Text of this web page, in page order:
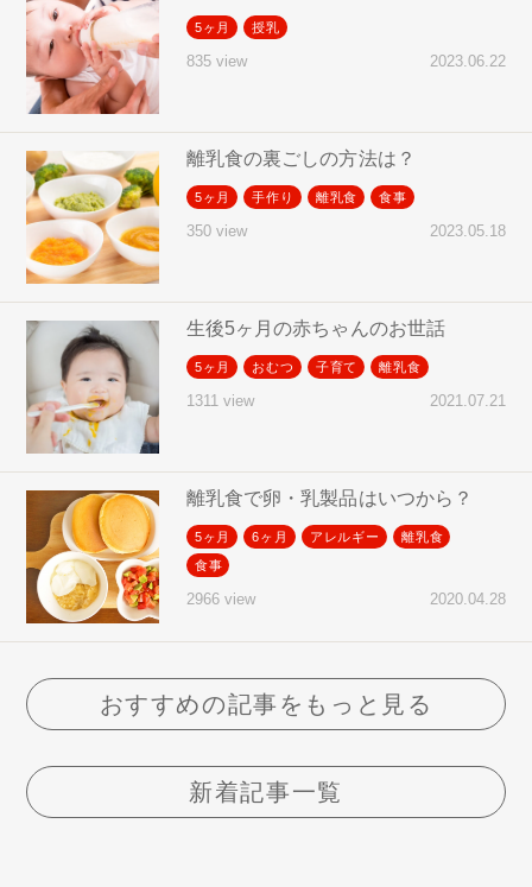
5ヶ月 授乳
835 view 2023.06.22
離乳食の裏ごしの方法は？
5ヶ月 手作り 離乳食 食事
350 view 2023.05.18
生後5ヶ月の赤ちゃんのお世話
5ヶ月 おむつ 子育て 離乳食
1311 view 2021.07.21
離乳食で卵・乳製品はいつから？
5ヶ月 6ヶ月 アレルギー
離乳食
食事
2966 view 2020.04.28
おすすめの記事をもっと見る
新着記事一覧